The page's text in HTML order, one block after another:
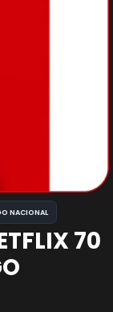
NACIONAL
70